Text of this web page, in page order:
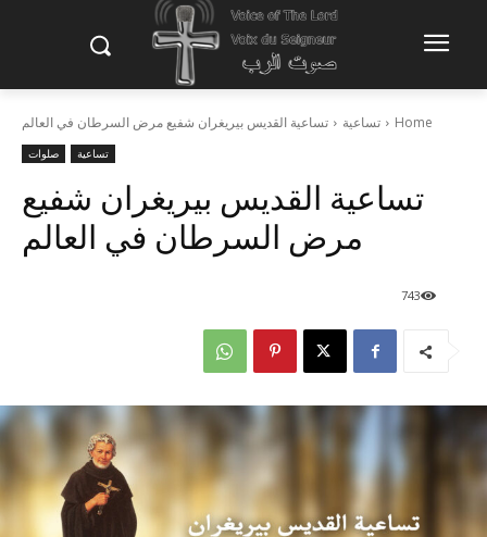
Home تساعية تساعية القديس بيريغران شفيع مرض السرطان في العالم
تساعية صلوات
تساعية القديس بيريغران شفيع
مرض السرطان في العالم
743